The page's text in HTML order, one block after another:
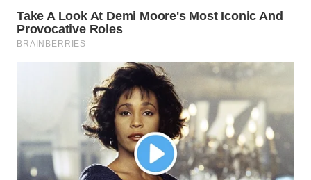
WAHANA
NEWS
WAHANA
ADVOKAT